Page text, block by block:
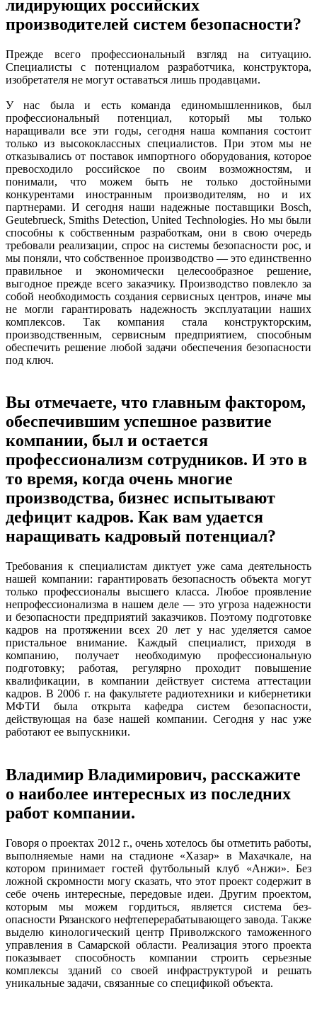
лидирующих российских
производителей систем безопасности?
Прежде всего профессиональный взгляд на ситуацию.
Специалисты с потенциалом разработчика, конструктора,
изобретателя не могут оставаться лишь продавцами.
У нас была и есть команда единомышленников, был
профессиональный потенциал, который мы только
наращивали все эти годы, сегодня наша компания состоит
только из высококлассных специалистов. При этом мы не
отказывались от поставок импортного оборудования, которое
превосходило российское по своим возможностям, и
понимали, что можем быть не только достойными
конкурентами иностранным производителям, но и их
партнерами. И сегодня наши надежные поставщики Bosch,
Geutebrueck, Smiths Detection, United Technologies. Но мы были
способны к собственным разработкам, они в свою очередь
требовали реализации, спрос на системы безопасности рос, и
мы поняли, что собственное производство — это единственно
правильное и экономически целесообразное решение,
выгодное прежде всего заказчику. Производство повлекло за
собой необходимость создания сервисных центров, иначе мы
не могли гарантировать надежность эксплуатации наших
комплексов. Так компания стала конструкторским,
производственным, сервисным предприятием, способным
обеспечить решение любой задачи обеспечения безопасности
под ключ.
Вы отмечаете, что главным фактором,
обеспечившим успешное развитие
компании, был и остается
профессионализм сотрудников. И это в
то время, когда очень многие
производства, бизнес испытывают
дефицит кадров. Как вам удается
наращивать кадровый потенциал?
Требования к специалистам диктует уже сама деятельность
нашей компании: гарантировать безопасность объекта могут
только профессионалы высшего класса. Любое проявление
непрофессионализма в нашем деле — это угроза надежности
и безопасности предприятий заказчиков. Поэтому подготовке
кадров на протяжении всех 20 лет у нас уделяется самое
пристальное внимание. Каждый специалист, приходя в
компанию, получает необходимую профессиональную
подготовку; работая, регулярно проходит повышение
квалификации, в компании действует система аттестации
кадров. В 2006 г. на факультете радиотехники и кибернетики
МФТИ была открыта кафедра систем безопасности,
действующая на базе нашей компании. Сегодня у нас уже
работают ее выпускники.
Владимир Владимирович, расскажите
о наиболее интересных из последних
работ компании.
Говоря о проектах 2012 г., очень хотелось бы отметить работы,
выполняемые нами на стадионе «Хазар» в Махачкале, на
котором принимает гостей футбольный клуб «Анжи». Без
ложной скромности могу сказать, что этот проект содержит в
себе очень интересные, передовые идеи. Другим проектом,
которым мы можем гордиться, является система без-
опасности Рязанского нефтеперерабатывающего завода. Также
выделю кинологический центр Приволжского таможенного
управления в Самарской области. Реализация этого проекта
показывает способность компании строить серьезные
комплексы зданий со своей инфраструктурой и решать
уникальные задачи, связанные со спецификой объекта.